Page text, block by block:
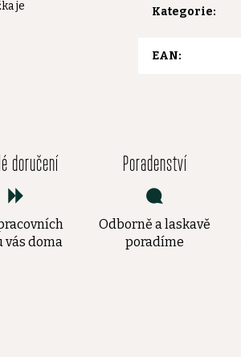
je
Kategorie:
EAN:
doručení
vás doma
Poradenství
Odborně a laskavě
poradíme